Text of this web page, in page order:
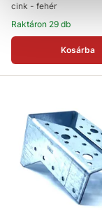
cink - fehér
Raktáron 29 db
Kosárba